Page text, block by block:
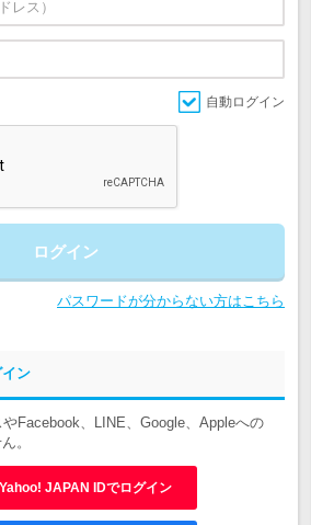
自動ログイン
ログイン
パスワードが分からない方はこちら
ン
Facebook、LINE、Google、Appleへの
。
Yahoo! JAPAN IDでログイン